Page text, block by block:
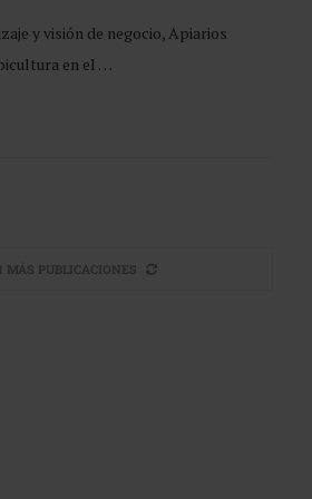
y visión de negocio, Apiarios
en el …
MÁS PUBLICACIONES